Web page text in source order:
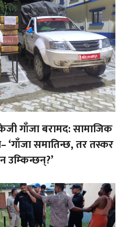
गाँजा बरामद: सामाजिक
‘गाँजा समातिन्छ, तर तस्कर
उम्किन्छन्?’